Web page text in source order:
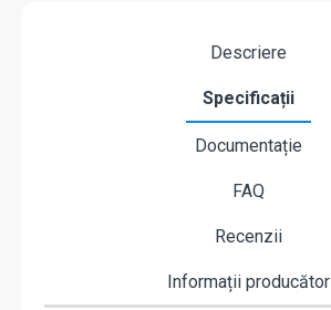
Descriere
Specificații
Documentație
FAQ
Recenzii
Informații producător